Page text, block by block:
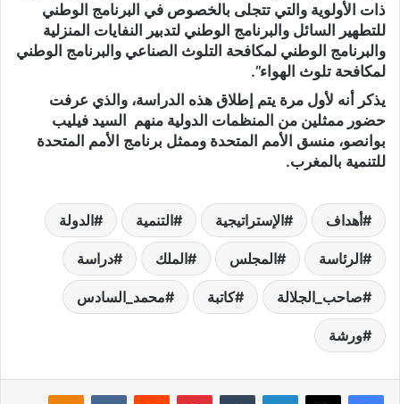
ذات الأولوية والتي تتجلى بالخصوص في البرنامج الوطني
للتطهير السائل والبرنامج الوطني لتدبير النفايات المنزلية
والبرنامج الوطني لمكافحة التلوث الصناعي والبرنامج الوطني
لمكافحة تلوث الهواء”.
يذكر أنه لأول مرة يتم إطلاق هذه الدراسة، والذي عرفت
حضور ممثلين من المنظمات الدولية منهم السيد فيليب
بوانصو، منسق الأمم المتحدة وممثل برنامج الأمم المتحدة
للتنمية بالمغرب.
أهداف الإستراتيجية التنمية الدولة
الرئاسة المجلس الملك دراسة
صاحب_الجلالة كاتبة محمد_السادس
ورشة
لينكدإن بينتيريست